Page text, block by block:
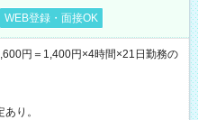
WEB登録・面接OK
円＝1,400円×4時間×21日勤務の
り。